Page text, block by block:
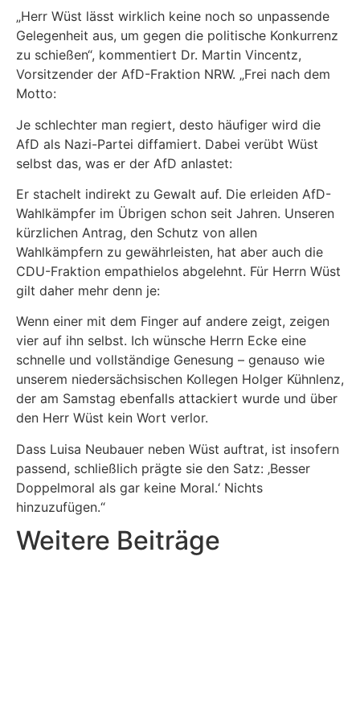
„Herr Wüst lässt wirklich keine noch so unpassende
Gelegenheit aus, um gegen die politische Konkurrenz
zu schießen“, kommentiert Dr. Martin Vincentz,
Vorsitzender der AfD-Fraktion NRW. „Frei nach dem
Motto:
Je schlechter man regiert, desto häufiger wird die
AfD als Nazi-Partei diffamiert. Dabei verübt Wüst
selbst das, was er der AfD anlastet:
Er stachelt indirekt zu Gewalt auf. Die erleiden AfD-
Wahlkämpfer im Übrigen schon seit Jahren. Unseren
kürzlichen Antrag, den Schutz von allen
Wahlkämpfern zu gewährleisten, hat aber auch die
CDU-Fraktion empathielos abgelehnt. Für Herrn Wüst
gilt daher mehr denn je:
Wenn einer mit dem Finger auf andere zeigt, zeigen
vier auf ihn selbst. Ich wünsche Herrn Ecke eine
schnelle und vollständige Genesung – genauso wie
unserem niedersächsischen Kollegen Holger Kühnlenz,
der am Samstag ebenfalls attackiert wurde und über
den Herr Wüst kein Wort verlor.
Dass Luisa Neubauer neben Wüst auftrat, ist insofern
passend, schließlich prägte sie den Satz: ‚Besser
Doppelmoral als gar keine Moral.‘ Nichts
hinzuzufügen.“
Weitere Beiträge